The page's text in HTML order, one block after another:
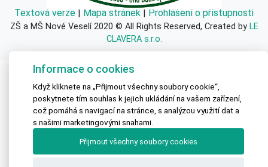
Textová verze | Mapa stránek | Prohlášení o přístupnosti
ZŠ a MŠ Nové Veselí 2020 © All Rights Reserved, Created by LE
CLAVERA s.r.o.
Informace o cookies
Když kliknete na „Přijmout všechny soubory cookie“,
poskytnete tím souhlas k jejich ukládání na vašem zařízení,
což pomáhá s navigací na stránce, s analýzou využití dat a
s našimi marketingovými snahami.
Přijmout všechny soubory cookies